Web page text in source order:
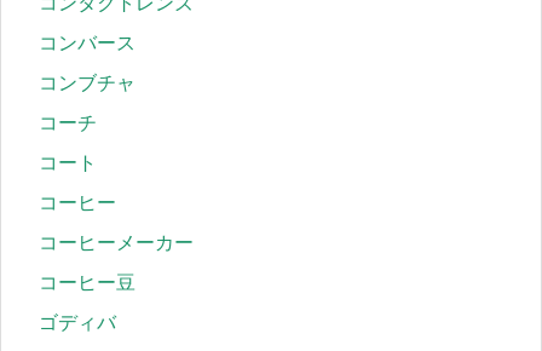
コンバース
コンブチャ
コーチ
コート
コーヒー
コーヒーメーカー
コーヒー豆
ゴディバ